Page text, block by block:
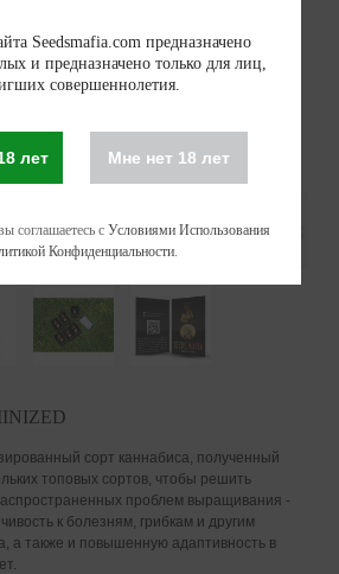
сорт каннабиса, полученный
топовых сортов, чтобы решить
проблем выращивания -
к болезням, грибкам и другим
а также и повышенную адаптивность в
Seedsmafia.com предназначено
и предназначено только для лиц,
совершеннолетия.
лет Мне нет 18 лет
соглашаетесь с Условиями Использования
Конфиденциальности.